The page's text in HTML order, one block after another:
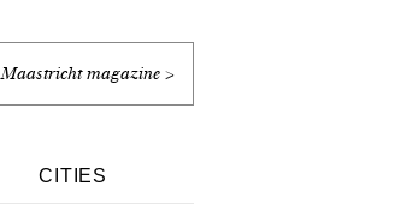
Maastricht magazine >
CITIES